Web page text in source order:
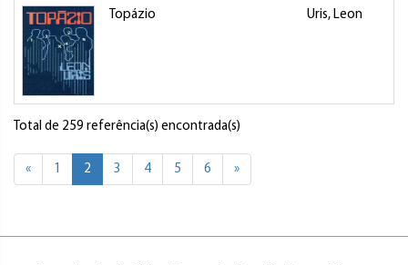
Topázio Uris, Leon
Total de 259 referência(s) encontrada(s)
« 1 2 3 4 5 6 »